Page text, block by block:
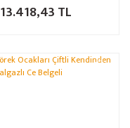
13.418,43 TL
%32